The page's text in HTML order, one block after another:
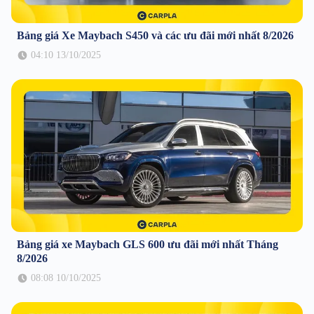
Bảng giá Xe Maybach S450 và các ưu đãi mới nhất 8/2026
04:10 13/10/2025
Bảng giá xe Maybach GLS 600 ưu đãi mới nhất Tháng
8/2026
08:08 10/10/2025